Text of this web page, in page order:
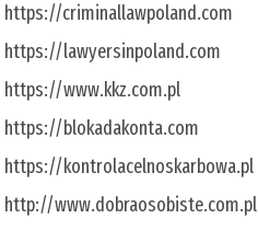
https://criminallawpoland.com
https://lawyersinpoland.com
https://www.kkz.com.pl
https://blokadakonta.com
https://kontrolacelnoskarbowa.pl
http://www.dobraosobiste.com.pl